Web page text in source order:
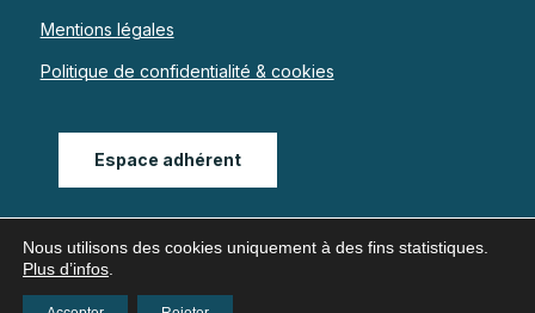
Mentions légales
Politique de confidentialité & cookies
Espace adhérent
Nous utilisons des cookies uniquement à des fins statistiques.
Plus d’infos